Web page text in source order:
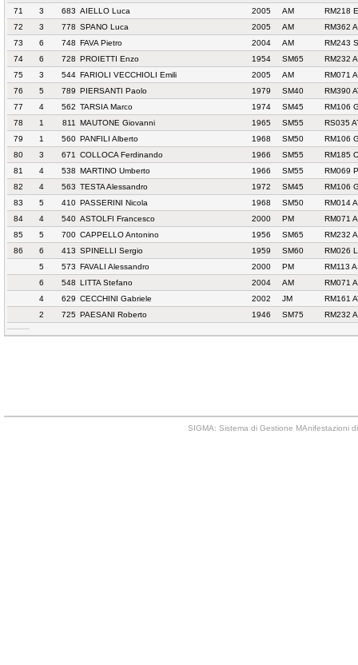
71
3 683 AIELLO Luca 2005 AM
RM218
72
3 778 SPANO Luca 2005 AM
RM362
73
6 748 FAVA Pietro 2004 AM
RM243
74
6 728 PROIETTI Enzo 1954 SM65
RM232
75
3 544 FARIOLI VECCHIOLI Emili 2005 AM
RM071
76
5 789 PIERSANTI Paolo 1979 SM40
RM390
77
4 562 TARSIA Marco 1974 SM45
RM106
78
1 811 MAUTONE Giovanni 1965 SM55
RS035
79
1 560 PANFILI Alberto 1968 SM50
RM106
80
3 671 COLLOCA Ferdinando 1966 SM55
RM185
81
4 538 MARTINO Umberto 1966 SM55
RM069
82
4 563 TESTA Alessandro 1972 SM45
RM106
83
5 410 PASSERINI Nicola 1968 SM50
RM014
84
4 540 ASTOLFI Francesco 2000 PM
RM071
85
5 700 CAPPELLO Antonino 1956 SM65
RM232
86
6 413 SPINELLI Sergio 1959 SM60
RM026
5
573 FAVALI Alessandro 2000 PM
RM113
6
548 LITTA Stefano 2004 AM
RM071
4
629 CECCHINI Gabriele 2002 JM
RM161
2
725 PAESANI Roberto 1946 SM75 RM232
SIGMA: Sistema di Gestione MAnifestazioni